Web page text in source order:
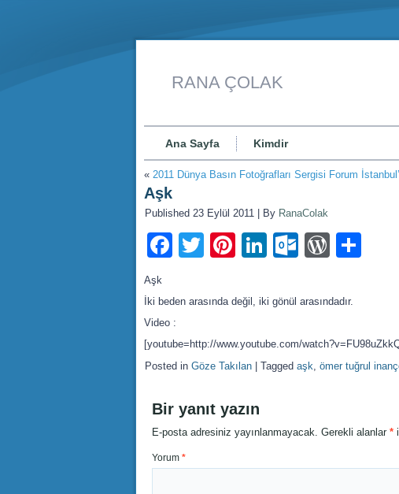
RANA ÇOLAK
Ana Sayfa Kimdir
« 2011 Dünya Basın Fotoğrafları Sergisi Forum
Aşk
Published 23 Eylül 2011 By RanaColak
Facebook
TwitterPinterest
LinkedIn
Aşk
İki beden arasında değil, iki gönül arasındadır.
Video :
[youtube=http://www.youtube.com/
Posted in Göze Takılan Tagged aşk, ömer tuğrul
Bir yanıt yazın
E-posta adresiniz yayınlanmayacak. Gerekli alanlar *
Yorum *